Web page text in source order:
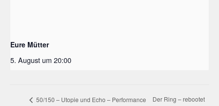
Eure Mütter
5. August um 20:00
50/150 – Utopie und Echo – Performance Der Ring – rebootet